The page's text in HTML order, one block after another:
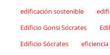
edificación sostenible
Edificio Gonsi Sócrates
Edificio Sócrates
eficiencia